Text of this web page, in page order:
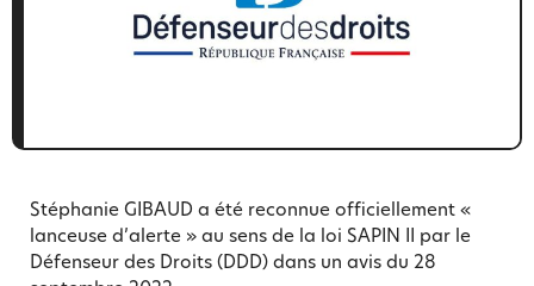
Stéphanie GIBAUD a été reconnue officiellement «
lanceuse d’alerte » au sens de la loi SAPIN II par le
Défenseur des Droits (DDD) dans un avis du 28